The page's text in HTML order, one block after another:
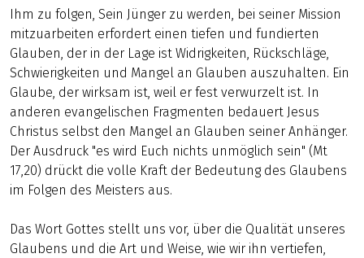
Ihm zu folgen, Sein Jünger zu werden, bei seiner Mission
mitzuarbeiten erfordert einen tiefen und fundierten
Glauben, der in der Lage ist Widrigkeiten, Rückschläge,
Schwierigkeiten und Mangel an Glauben auszuhalten. Ein
Glaube, der wirksam ist, weil er fest verwurzelt ist. In
anderen evangelischen Fragmenten bedauert Jesus
Christus selbst den Mangel an Glauben seiner Anhänger.
Der Ausdruck "es wird Euch nichts unmöglich sein" (Mt
17,20) drückt die volle Kraft der Bedeutung des Glaubens
im Folgen des Meisters aus.
Das Wort Gottes stellt uns vor, über die Qualität unseres
Glaubens und die Art und Weise, wie wir ihn vertiefen,